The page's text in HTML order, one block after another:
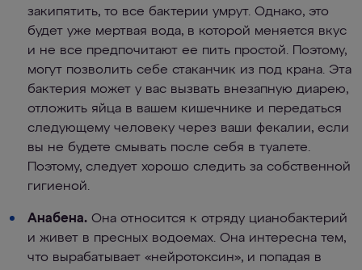
закипятить, то все бактерии умрут. Однако, это
будет уже мертвая вода, в которой меняется вкус
и не все предпочитают ее пить простой. Поэтому,
могут позволить себе стаканчик из под крана. Эта
бактерия может у вас вызвать внезапную диарею,
отложить яйца в вашем кишечнике и передаться
следующему человеку через ваши фекалии, если
вы не будете смывать после себя в туалете.
Поэтому, следует хорошо следить за собственной
гигиеной.
Анабена. Она относится к отряду цианобактерий
и живет в пресных водоемах. Она интересна тем,
что вырабатывает «нейротоксин», и попадая в